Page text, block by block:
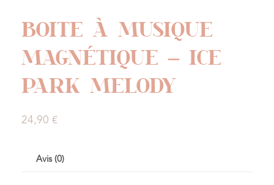
BOITE À MUSIQUE
MAGNÉTIQUE – ICE
PARK MELODY
24,90 €
Avis (0)